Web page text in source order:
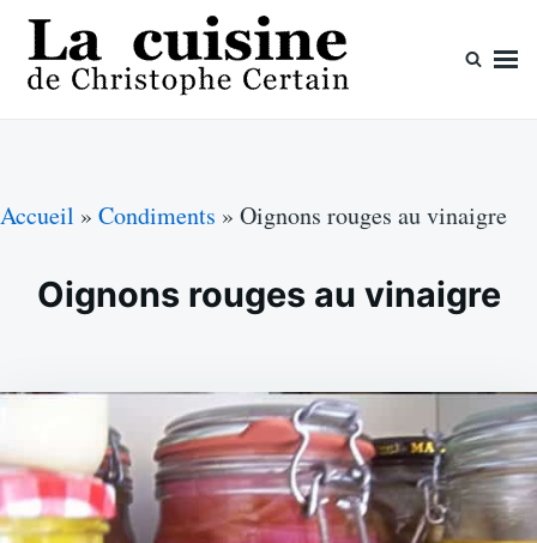
Skip
content
Search
for:
Accueil » Condiments » Oignons rouges au vinaigre
Oignons rouges au vinaigre